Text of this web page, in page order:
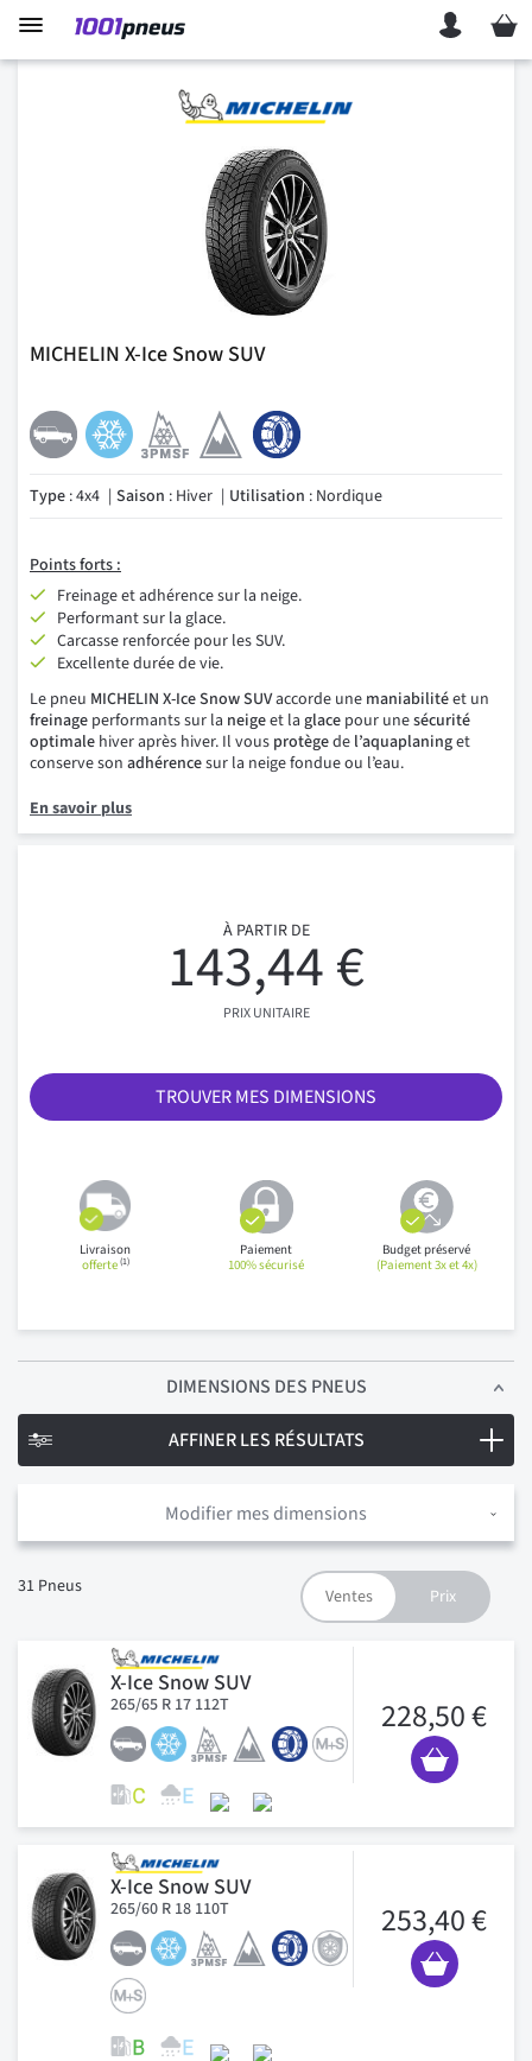
Mon
MICHELIN X-Ice Snow SUV
Type : 4x4 Saison : Hiver Utilisation : Nordique
Points forts :
Freinage et adhérence sur la neige.
Performant sur la glace.
Carcasse renforcée pour les SUV.
Excellente durée de vie.
Le pneu MICHELIN X-Ice Snow SUVaccorde une maniabilitéet un
freinage performants sur la neigeet la glace pour unesécurité
optimale hiver après hiver. Il vous protègede l’aquaplaninget
conserve son adhérencesur la neige fondue ou l’eau.
En savoir plus
À PARTIR DE
143,44 €
PRIX UNITAIRE
TROUVER MES DIMENSIONS
Livraison
offerte(1)
Paiement
100% sécurisé
Budget préservé
(Paiement 3x et 4x)
DIMENSIONS DES PNEUS
Modifier mes dimensions
31 Pneus
X-Ice Snow SUV
265/65 R 17 112T 228,50 €
X-Ice Snow SUV
265/60 R 18 110T 253,40 €
AFFINER LES RÉSULTATS